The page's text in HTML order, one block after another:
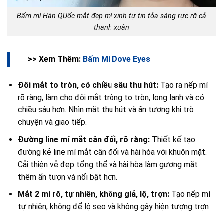
Bấm mí Hàn QUốc mắt đẹp mí xinh tự tin tỏa sáng rực rỡ cả
thanh xuân
>> Xem Thêm: Bấm Mí Dove Eyes
Đôi mắt to tròn, có chiều sâu thu hút:Tạo ra nếp mí
rõ ràng, làm cho đôi mắt trông to tròn, long lanh và có
chiều sâu hơn. Nhìn mắt thu hút và ấn tượng khi trò
chuyện và giao tiếp.
Đường line mí mắt cân đối, rõ ràng:Thiết kế tạo
đường kẻ line mí mắt cân đối và hài hòa với khuôn mặt.
Cải thiện vẻ đẹp tổng thể và hài hòa làm gương mặt
thêm ấn tượn và nổi bật hơn.
Mắt 2 mí rõ, tự nhiên, không giả, lộ, trợn:Tạo nếp mí
tự nhiên, không để lộ sẹo và không gây hiện tượng trợn